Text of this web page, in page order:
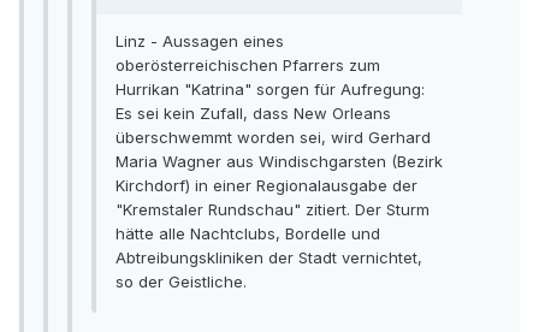
Linz - Aussagen eines
oberösterreichischen Pfarrers zum
Hurrikan "Katrina" sorgen für Aufregung:
Es sei kein Zufall, dass New Orleans
überschwemmt worden sei, wird Gerhard
Maria Wagner aus Windischgarsten (Bezirk
Kirchdorf) in einer Regionalausgabe der
"Kremstaler Rundschau" zitiert. Der Sturm
hätte alle Nachtclubs, Bordelle und
Abtreibungskliniken der Stadt vernichtet,
so der Geistliche.